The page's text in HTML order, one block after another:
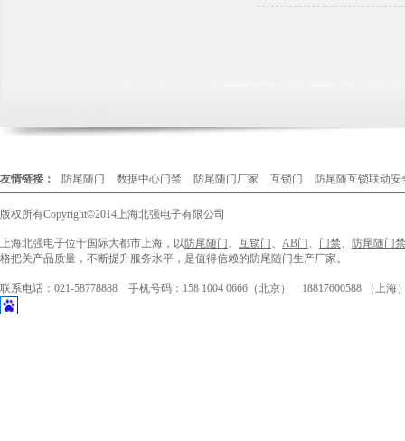
友情链接： 防尾随门 数据中心门禁 防尾随门厂家 互锁门 防尾随互锁联动安
版权所有Copyright©2014上海北强电子有限公司
上海北强电子位于国际大都市上海，以 防尾随门 、 互锁门 、 AB门 、 门禁、
防尾随门禁
格把关产品质量，不断提升服务水平，是值得信赖的防尾随门生产厂家。
联系电话：021-58778888 手机号码：158 1004 0666（北京） 18817600588 （上